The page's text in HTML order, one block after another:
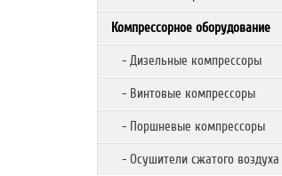
Компрессорное оборудование
- Дизельные компрессоры
- Винтовые компрессоры
- Поршневые компрессоры
- Осушители сжатого воздуха